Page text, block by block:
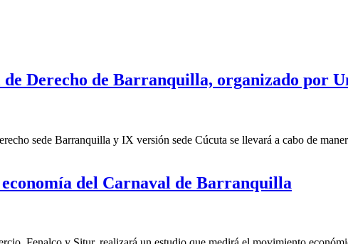
Derecho de Barranquilla, organizado por
sede Barranquilla y IX versión sede Cúcuta se llevará a cabo de
del Carnaval de Barranquilla